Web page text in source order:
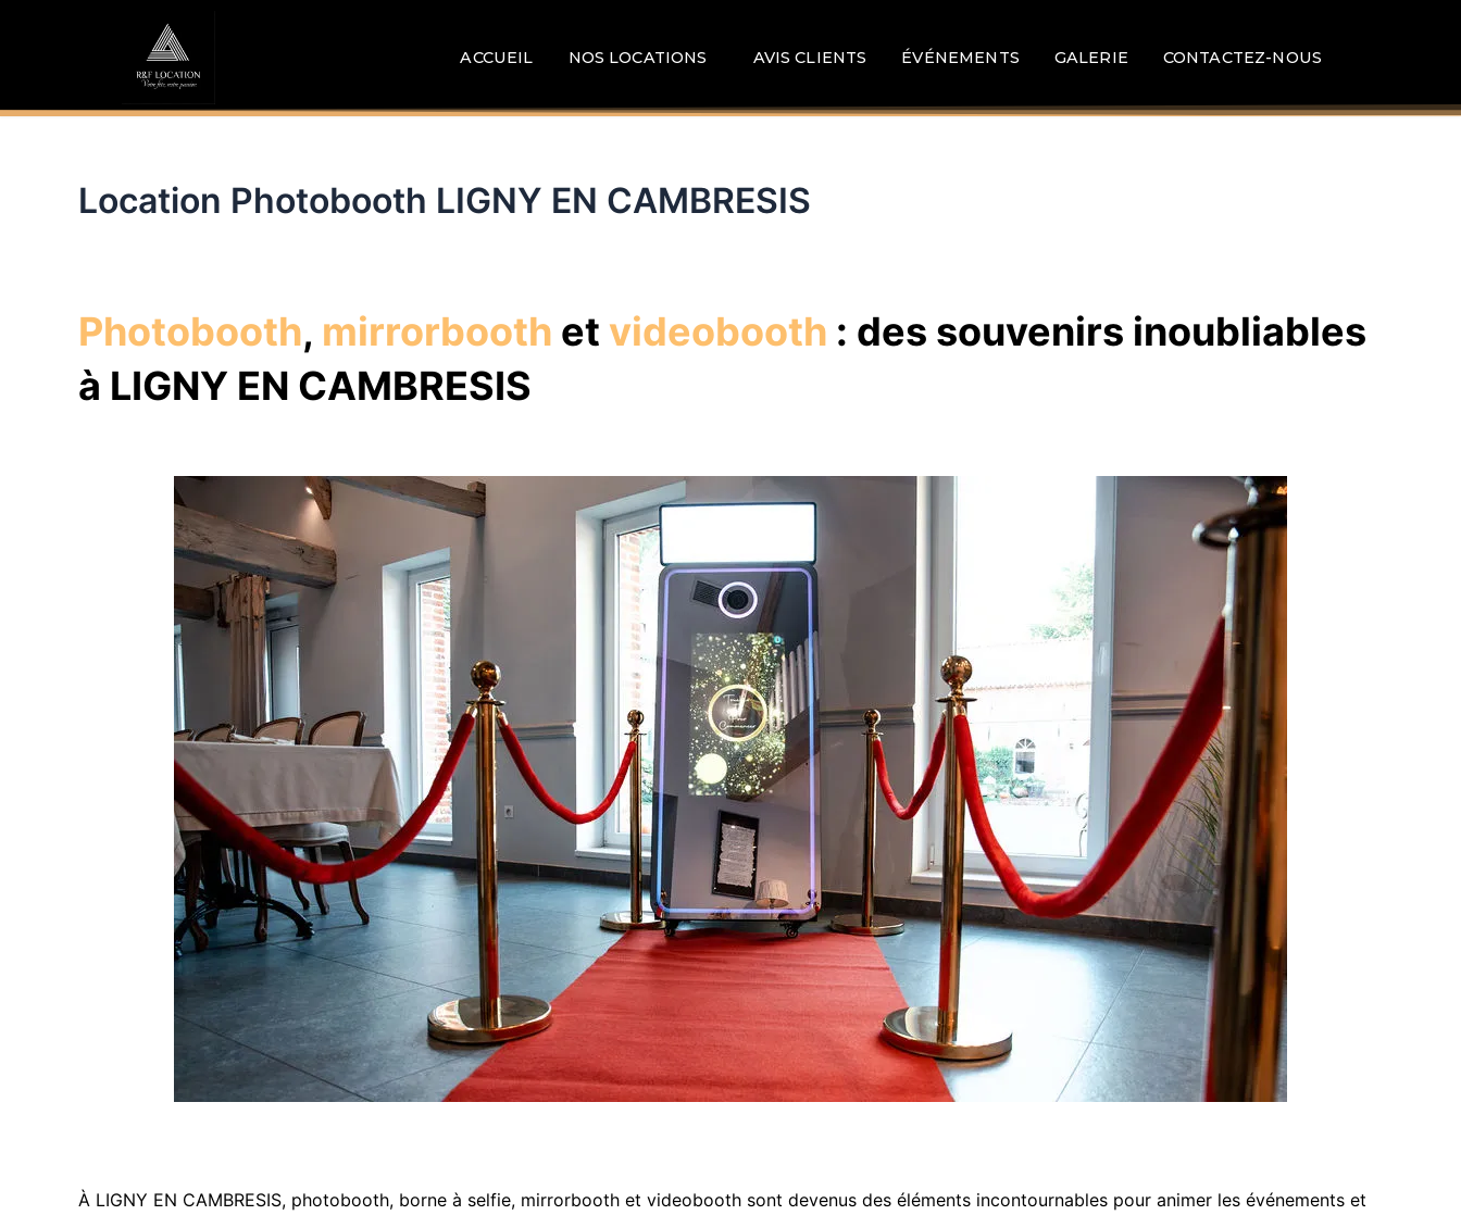
ACCUEIL NOS LOCATIONS AVIS CLIENTS ÉVÉNEMENTS GALERIE CONTACTEZ-NOUS
Location Photobooth LIGNY EN CAMBRESIS
Photobooth, mirrorbooth et videobooth : des souvenirs inoubliables
à LIGNY EN CAMBRESIS
À LIGNY EN CAMBRESIS, photobooth, borne à selfie, mirrorbooth et videobooth sont devenus des éléments incontournables pour animer les événements et